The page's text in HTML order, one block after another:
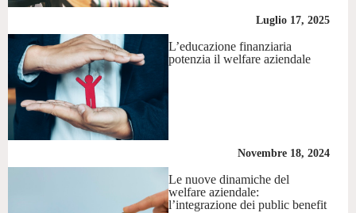
Luglio 17, 2025
L’educazione finanziaria
potenzia il welfare aziendale
Novembre 18, 2024
Le nuove dinamiche del
welfare aziendale:
l’integrazione dei public benefit